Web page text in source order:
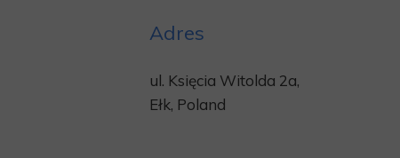
Adres
ul. Księcia Witolda 2a,
Ełk, Poland